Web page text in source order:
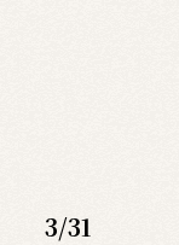
3/31